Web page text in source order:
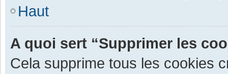
Haut
A quoi sert “Supprimer les
Cela supprime tous les cookies